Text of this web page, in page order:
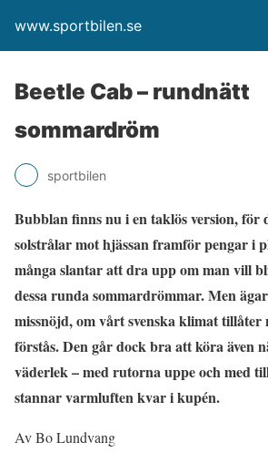
www.sportbilen.se
Beetle Cab – rundnätt
sommardröm
sportbilen
Bubblan finns nu i en taklös version, för
solstrålar mot hjässan framför pengar i
många slantar att dra upp om man vill
dessa runda sommardrömmar. Men
missnöjd, om vårt svenska klimat
förstås. Den går dock bra att köra även
väderlek – med rutorna uppe och med
stannar varmluften kvar i kupén.
Av Bo Lundvang